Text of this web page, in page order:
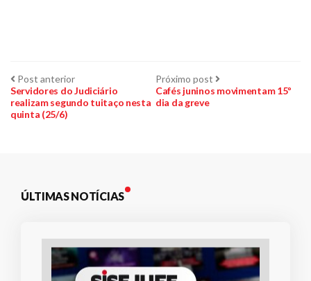
Navegação
de
Post anteriorPost
anterior:
Servidores do Judiciário
realizam segundo tuitaço nesta
quinta (25/6)
Próximo post Próximo
post:
Cafés juninos movimentam 15º
dia da greve
ÚLTIMAS NOTÍCIAS